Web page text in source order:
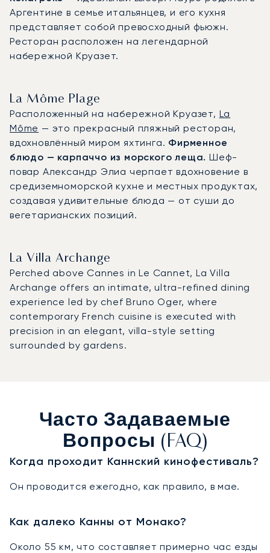
Аргентине в семье итальянцев, и его кухня
представляет собой превосходный фьюжн.
Ресторан расположен на легендарной
набережной Круазет.
La Môme Plage
Расположенный на набережной Круазет, La
Môme — это прекрасный пляжный ресторан,
вдохновлённый миром яхтинга. Фирменное
блюдо — карпаччо из морского леща. Шеф-
повар Александр Элиа черпает вдохновение в
средиземноморской кухне и местных продуктах,
создавая удивительные блюда — от суши до
вегетарианских позиций.
La Villa Archange
Perched above Cannes in Le Cannet, La Villa
Archange offers an intimate, ultra-refined dining
experience led by chef Bruno Oger, where
contemporary French cuisine is executed with
precision in an elegant, villa-style setting
surrounded by gardens.
Часто Задаваемые
Вопросы (FAQ)
Когда проходит Каннский кинофестиваль?
Он проводится ежегодно, как правило, в мае.
Как далеко Канны от Монако?
Около 55 км, что составляет примерно час езды